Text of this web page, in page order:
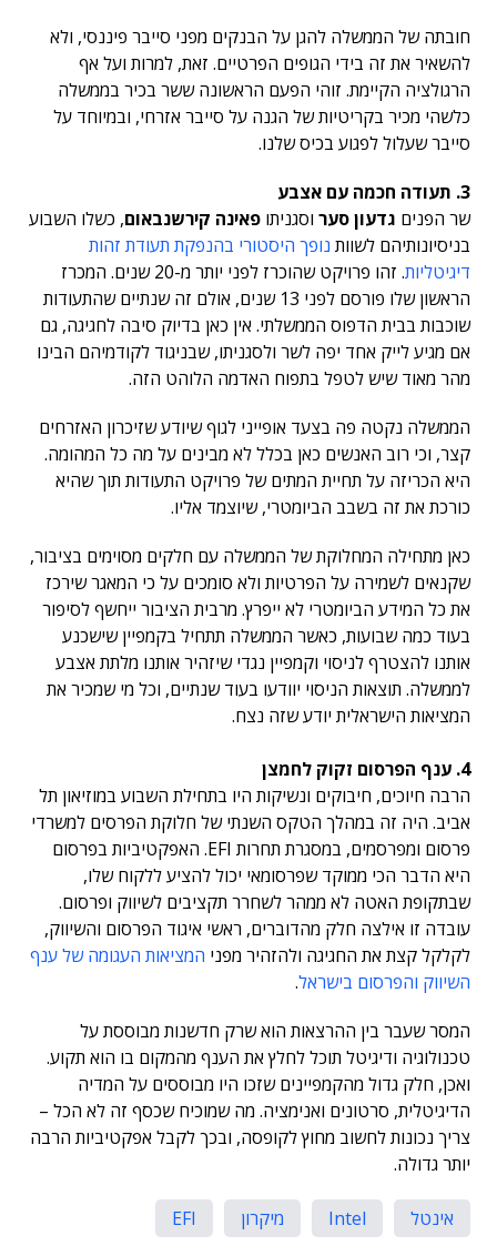
חובתה של הממשלה להגן על הבנקים מפני סייבר פיננסי, ולא
להשאיר את זה בידי הגופים הפרטיים. זאת, למרות ועל אף
הרגולציה הקיימת. זוהי הפעם הראשונה ששר בכיר בממשלה
כלשהי מכיר בקריטיות של הגנה על סייבר אזרחי, ובמיוחד על
סייבר שעלול לפגוע בכיס שלנו.
3. תעודה חכמה עם אצבע
שר הפנים גדעון סער וסגניתו פאינה קירשנבאום, כשלו השבוע
בניסיונותיהם לשוות נופך היסטורי בהנפקת תעודת זהות
דיגיטליות
. זהו פרויקט שהוכרז לפני יותר מ-20 שנים. המכרז
הראשון שלו פורסם לפני 13 שנים, אולם זה שנתיים שהתעודות
שוכבות בבית הדפוס הממשלתי. אין כאן בדיוק סיבה לחגיגה, גם
אם מגיע לייק אחד יפה לשר ולסגניתו, שבניגוד לקודמיהם הבינו
מהר מאוד שיש לטפל בתפוח האדמה הלוהט הזה.
הממשלה נקטה פה בצעד אופייני לגוף שיודע שזיכרון האזרחים
קצר, וכי רוב האנשים כאן בכלל לא מבינים על מה כל המהומה.
היא הכריזה על תחיית המתים של פרויקט התעודות תוך שהיא
כורכת את זה בשבב הביומטרי, שיוצמד אליו.
כאן מתחילה המחלוקת של הממשלה עם חלקים מסוימים בציבור,
שקנאים לשמירה על הפרטיות ולא סומכים על כי המאגר שירכז
את כל המידע הביומטרי לא ייפרץ. מרבית הציבור ייחשף לסיפור
בעוד כמה שבועות, כאשר הממשלה תתחיל בקמפיין שישכנע
אותנו להצטרף לניסוי וקמפיין נגדי שיזהיר אותנו מלתת אצבע
לממשלה. תוצאות הניסוי יוודעו בעוד שנתיים, וכל מי שמכיר את
המציאות הישראלית יודע שזה נצח.
4. ענף הפרסום זקוק לחמצן
הרבה חיוכים, חיבוקים ונשיקות היו בתחילת השבוע במוזיאון תל
אביב. היה זה במהלך הטקס השנתי של חלוקת הפרסים למשרדי
פרסום ומפרסמים, במסגרת תחרות EFI. האפקטיביות בפרסום
היא הדבר הכי ממוקד שפרסומאי יכול להציע ללקוח שלו,
שבתקופת האטה לא ממהר לשחרר תקציבים לשיווק ופרסום.
עובדה זו אילצה חלק מהדוברים, ראשי איגוד הפרסום והשיווק,
לקלקל קצת את החגיגה ולהזהיר מפני המציאות העגומה של ענף
השיווק והפרסום בישראל.
המסר שעבר בין ההרצאות הוא שרק חדשנות מבוססת על
טכנולוגיה ודיגיטל תוכל לחלץ את הענף מהמקום בו הוא תקוע.
ואכן, חלק גדול מהקמפיינים שזכו היו מבוססים על המדיה
הדיגיטלית, סרטונים ואנימציה. מה שמוכיח שכסף זה לא הכל –
צריך נכונות לחשוב מחוץ לקופסה, ובכך לקבל אפקטיביות הרבה
יותר גדולה.
אינטל Intel מיקרון
EFI